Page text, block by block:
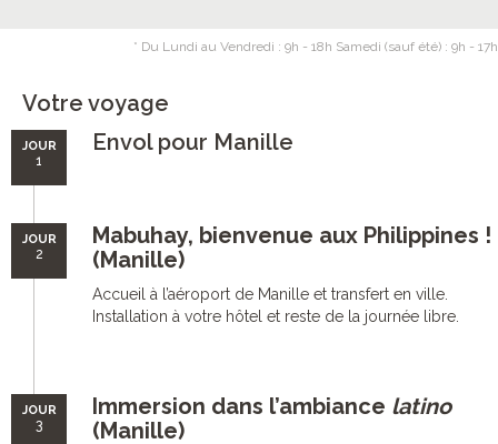
* Du Lundi au Vendredi : 9h - 18h Samedi (sauf été) : 9h - 17h
Votre voyage
JOUR
1
Envol pour Manille
JOUR
2
Mabuhay, bienvenue aux Philippines !
(Manille)
Accueil à l’aéroport de Manille et transfert en ville.
Installation à votre hôtel et reste de la journée libre.
JOUR
3
Immersion dans l’ambiance latino
(Manille)